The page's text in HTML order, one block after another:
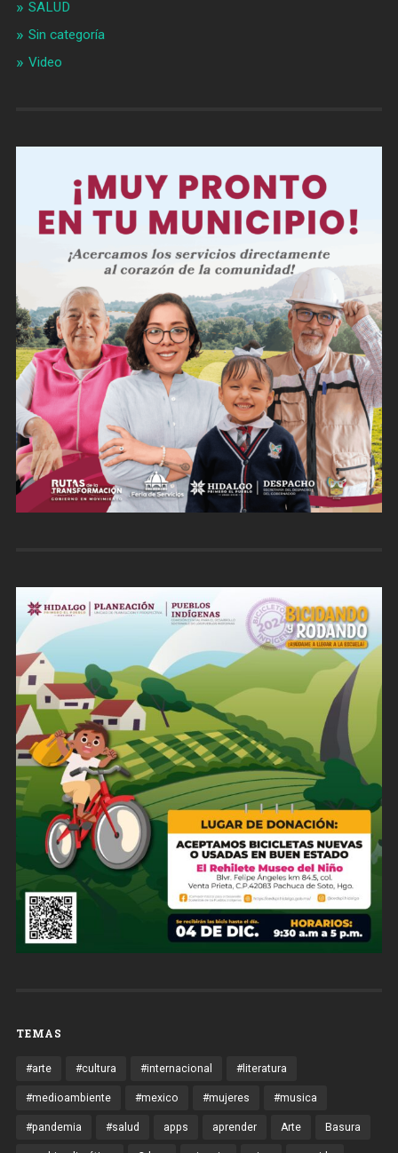
SALUD
Sin categoría
Video
TEMAS
#arte #cultura #internacional #literatura
#medioambiente #mexico #mujeres #musica
#pandemia #salud apps aprender Arte Basura